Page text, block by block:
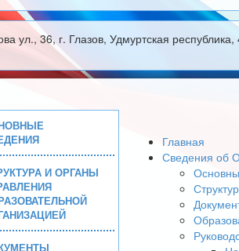
ул., 36, г. Глазов, Удмуртская республика,
И ОРГАНЫ
Главная
Сведения об